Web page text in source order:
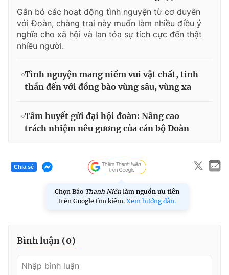
Gắn bó các hoạt động tình nguyện từ cơ duyên
với Đoàn, chàng trai này muốn làm nhiều điều ý
nghĩa cho xã hội và lan tỏa sự tích cực đến thật
nhiều người.
Tình nguyện mang niềm vui vật chất, tinh
thần đến với đồng bào vùng sâu, vùng xa
Tâm huyết gửi đại hội đoàn: Nâng cao
trách nhiệm nêu gương của cán bộ Đoàn
Chia sẻ
Chọn Báo Thanh Niên làm nguồn ưu tiên
trên Google tìm kiếm. Xem hướng dẫn.
Bình luận (0)